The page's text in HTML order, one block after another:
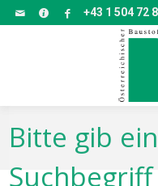
+43 1 504 72
Bitte gib